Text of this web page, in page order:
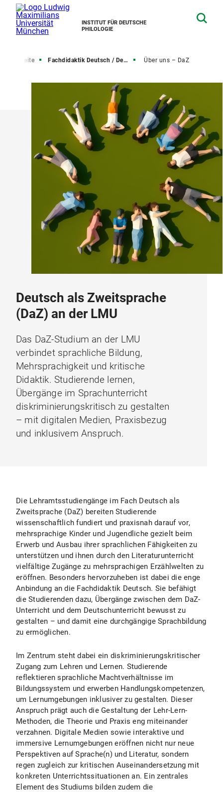
INSTITUT FÜR DEUTSCHE
PHILOLOGIE
Startseite Fachdidaktik Deutsch / Deutsch als Zweitsprache Über uns – DaZ
Deutsch als Zweitsprache
(DaZ) an der LMU
Das DaZ-Studium an der LMU
verbindet sprachliche Bildung,
Mehrsprachigkeit und kritische
Didaktik. Studierende lernen,
Übergänge im Sprachunterricht
diskriminierungskritisch zu gestalten
– mit digitalen Medien, Praxisbezug
und inklusivem Anspruch.
Die Lehramtsstudiengänge im Fach Deutsch als
Zweitsprache (DaZ) bereiten Studierende
wissenschaftlich fundiert und praxisnah darauf vor,
mehrsprachige Kinder und Jugendliche gezielt beim
Erwerb und Ausbau ihrer sprachlichen Fähigkeiten zu
unterstützen und ihnen durch den Literaturunterricht
vielfältige Zugänge zu mehrsprachigen Erzählwelten zu
eröffnen. Besonders hervorzuheben ist dabei die enge
Anbindung an die Fachdidaktik Deutsch. Sie befähigt
die Studierenden dazu, Übergänge zwischen dem DaZ-
Unterricht und dem Deutschunterricht bewusst zu
gestalten – und damit eine durchgängige Sprachbildung
zu ermöglichen.
Im Zentrum steht dabei ein diskriminierungskritischer
Zugang zum Lehren und Lernen. Studierende
reflektieren sprachliche Machtverhältnisse im
Bildungssystem und erwerben Handlungskompetenzen,
um Lernumgebungen inklusiver zu gestalten. Dieser
Anspruch prägt auch die Gestaltung der Lehr-Lern-
Methoden, die Theorie und Praxis eng miteinander
verzahnen. Digitale Medien sowie interaktive und
immersive Lernumgebungen eröffnen nicht nur neue
Perspektiven auf Sprache(n) und Literatur, sondern
regen zugleich zur kritischen Auseinandersetzung mit
konkreten Unterrichtssituationen an. Ein zentrales
Element des Studiums bilden zudem die